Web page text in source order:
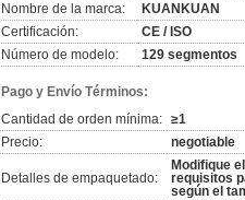
Nombre de la marca:
KUANKUAN
Certificación:
CE / ISO
Número de modelo:
129 segmentos
Pago y Envío Términos:
Cantidad de orden mínima: ≥1
Precio:
negotiable
Detalles de empaquetado:
Modifique
requisitos
según el